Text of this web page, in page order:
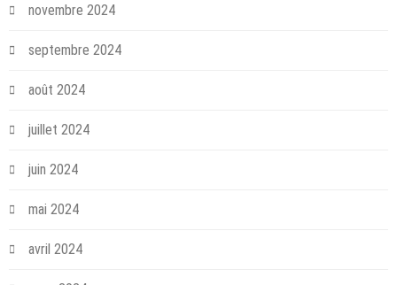
novembre 2024
septembre 2024
août 2024
juillet 2024
juin 2024
mai 2024
avril 2024